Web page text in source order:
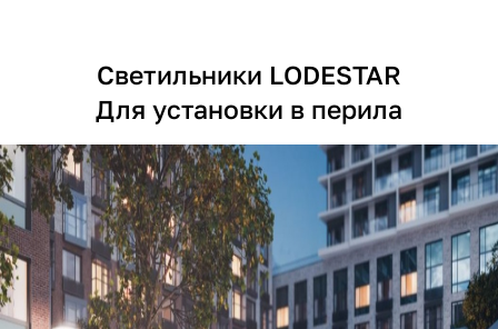
Светильники LODESTAR
Для установки в перила